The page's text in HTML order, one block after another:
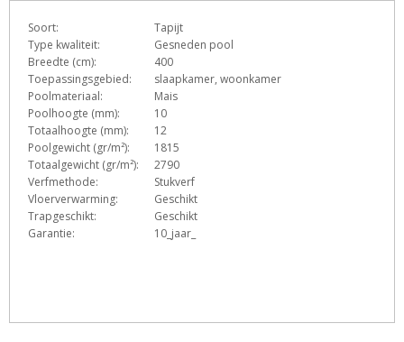
Soort:
Tapijt
Type kwaliteit:
Gesneden pool
Breedte (cm):
400
Toepassingsgebied:
slaapkamer, woonkamer
Poolmateriaal:
Mais
Poolhoogte (mm):
10
Totaalhoogte (mm):
12
Poolgewicht (gr/m²):
1815
Totaalgewicht (gr/m²):
2790
Verfmethode:
Stukverf
Vloerverwarming:
Geschikt
Trapgeschikt:
Geschikt
Garantie:
10_jaar_
D eF
TZ